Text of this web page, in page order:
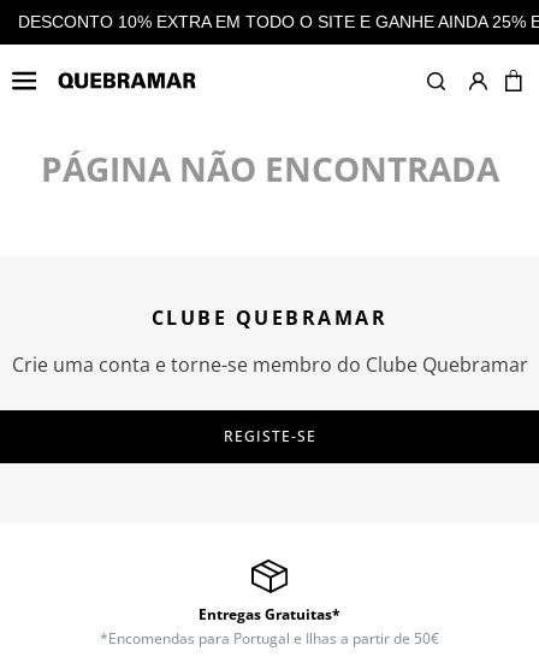
EXTRA EM TODO O SITE E GANHE AINDA 25% EM
PÁGINA NÃO ENCONTRADA
CLUBE QUEBRAMAR
Crie uma conta e torne-se membro do Clube Quebramar
REGISTE-SE
Entregas Gratuitas*
*Encomendas para Portugal e Ilhas a partir de 50€